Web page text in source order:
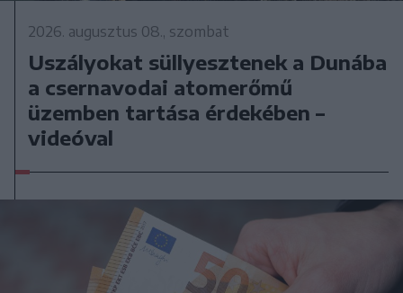
2026. augusztus 08., szombat
Uszályokat süllyesztenek a Dunába
a csernavodai atomerőmű
üzemben tartása érdekében –
videóval